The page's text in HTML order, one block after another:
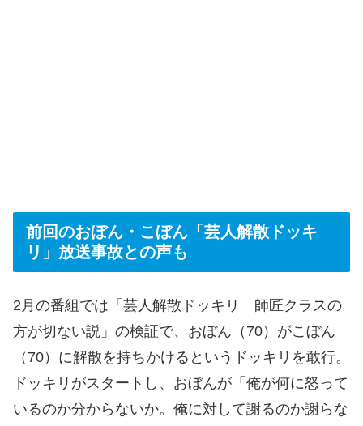
前回のおぼん・こぼん「芸人解散ドッキ
リ」放送事故との声も
2月の番組では「芸人解散ドッキリ 師匠クラスの
方が切ない説」の検証で、おぼん（70）がこぼん
（70）に解散を持ちかけるというドッキリを敢行。
ドッキリがスタートし、おぼんが「俺が何に怒って
いるのか分からないか。俺に対して謝るのか謝らな